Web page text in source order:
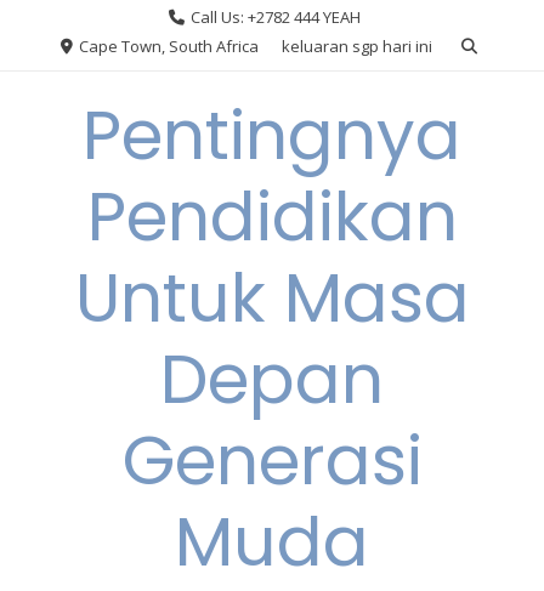
Call Us: +2782 444 YEAH
Cape Town, South Africa
keluaran sgp hari ini
Pentingnya
Pendidikan
Untuk Masa
Depan
Generasi
Muda